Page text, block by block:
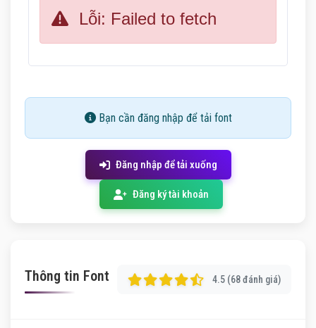
Lỗi: Failed to fetch
Bạn cần đăng nhập để tải font
Đăng nhập để tải xuống
Đăng ký tài khoản
Thông tin Font 4.5 (68 đánh giá)